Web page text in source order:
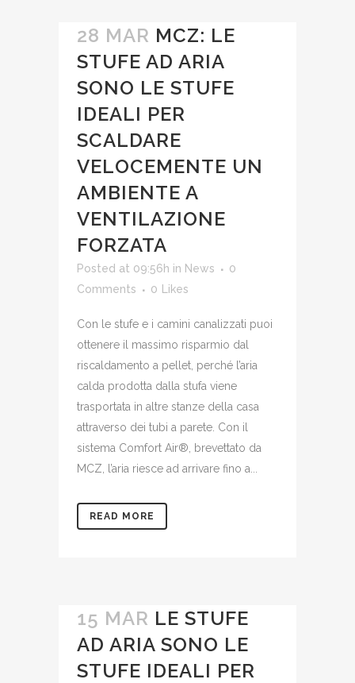
28 MAR MCZ: LE
STUFE AD ARIA
SONO LE STUFE
IDEALI PER
SCALDARE
VELOCEMENTE UN
AMBIENTE A
VENTILAZIONE
FORZATA
Posted at 09:56h in News
0
Comments
0 Likes
Con le stufe e i camini canalizzati puoi
ottenere il massimo risparmio dal
riscaldamento a pellet, perché l’aria
calda prodotta dalla stufa viene
trasportata in altre stanze della casa
attraverso dei tubi a parete. Con il
sistema Comfort Air®, brevettato da
MCZ, l’aria riesce ad arrivare fino a...
READ MORE
15 MAR LE STUFE
AD ARIA SONO LE
STUFE IDEALI PER